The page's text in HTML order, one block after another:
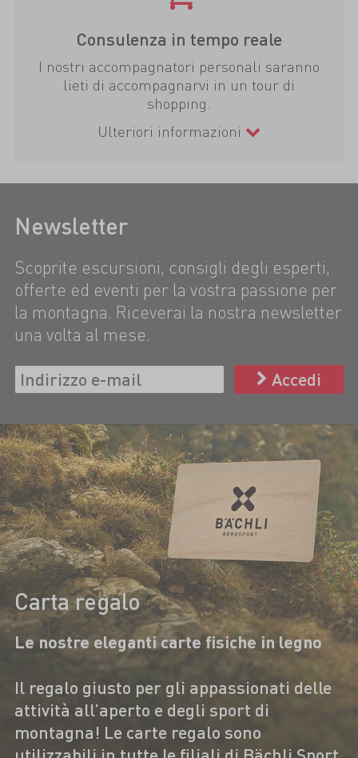
Consulenza in tempo reale
I nostri accompagnatori personali saranno
lieti di accompagnarvi in un tour di
shopping.
Ulteriori informazioni
Newsletter
Scoprite escursioni, consigli degli esperti,
offerte ed eventi per la vostra passione per
la montagna. Riceverai la nostra newsletter
una volta al mese.
Accedi
Carta regalo
Le nostre eleganti carte fisiche in legno
Il regalo giusto per gli appassionati delle
attività all’aperto e degli sport di
montagna! Le carte regalo sono